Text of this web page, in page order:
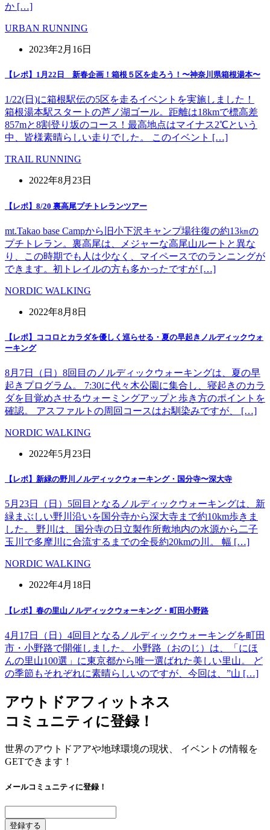
か […]
URBAN RUNNING
2023年2月16日
【レポ】1月22日 新春企画！箱根５区を走ろう！〜神奈川県箱根湯本〜
1/22(日)に箱根駅伝の5区を走るイベントを実施しました！
箱根湯本駅スタートの芦ノ湖ゴール。距離は18kmで標高差
857mと8割登り坂のコース！最高地点はマイナス2℃という
中、皆様素晴らしい走りでした。 このイベント […]
TRAIL RUNNING
2022年8月23日
【レポ】8/20 裏高尾プチトレランツアー
mt.Takao base Campから旧小下沢キャンプ場往復の約13㎞の
プチトレラン。裏高尾は、メジャーな高尾山ルートと異な
り、この時期でも人は少なく、マイペースでのランニングが
できます。初トレイルの方も多かったですが […]
NORDIC WALKING
2022年8月8日
【レポ】ココロとカラダを優しく巡らせる・夏の早起きノルディックウォ
ーキング
8月7日（日）8回目のノルディックウォーキングは、夏の早
起きプログラム。 7:30に代々木公園に集合し、寝起きのカラ
ダを目覚めさせるウォーミングアップと歩き方のポイントを
確認。 アスファルトの周回コースはお馴染みですが、 […]
NORDIC WALKING
2022年5月23日
【レポ】新緑の野川ノルディックウォーキング・国分寺〜深大寺
5月23日（日）5回目となるノルディックウォーキングは、新
緑まぶしい野川沿いを国分寺から深大寺まで約10km歩きま
した。 野川は、国分寺の日立製作所敷地内の水源から二子
玉川で多摩川に合流するまでの全長約20kmの川。 幅 […]
NORDIC WALKING
2022年4月18日
【レポ】春の里山ノルディックウォーキング・町田小野路
4月17日（日）4回目となるノルディックウォーキングを町田
市・小野路で開催しました。 小野路（おのじ）は、「にほ
んの里山100選」に東京都から唯一選ばれた美しい里山。 ど
の季節もそれぞれに素晴らしいのですが、今回は、”山 […]
アウトドアフィットネス
コミュニティに登録！
世界のアウトドアアや地球環境の現状、 イベントの情報を
GETできます！
メールコミュニティに登録！